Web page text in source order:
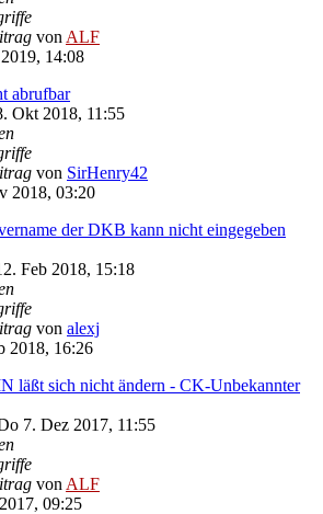
von ALF
14:08
abrufbar
Okt 2018, 11:55
von SirHenry42
2018, 03:20
der DKB kann nicht eingegeben
Feb 2018, 15:18
von alexj
2018, 16:26
läßt sich nicht ändern - CK-Unbekannter
7. Dez 2017, 11:55
von ALF
09:25